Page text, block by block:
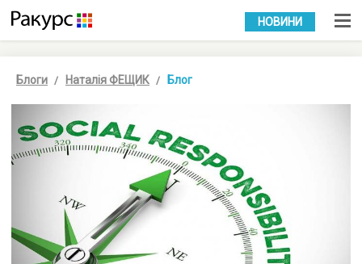
УКР РУС
НОВИНИ
Блоги Наталія ФЕЩИК Блог